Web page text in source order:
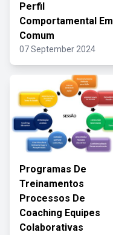
Perfil
Comportamental Em
Comum
07 September 2024
Programas De
Treinamentos
Processos De
Coaching Equipes
Colaborativas